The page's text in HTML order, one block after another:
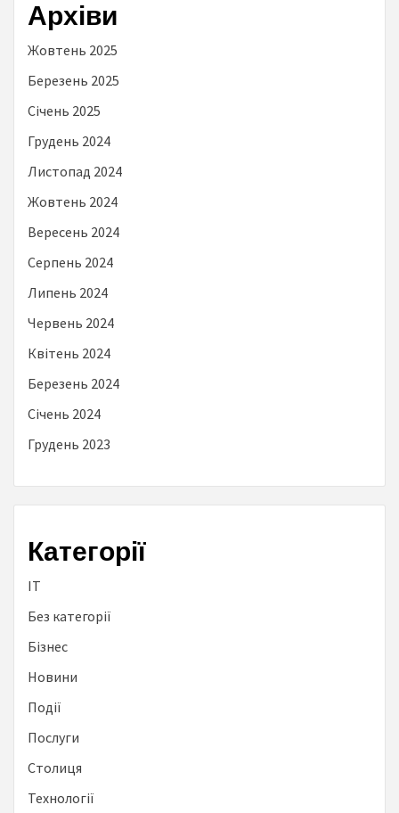
Архіви
Жовтень 2025
Березень 2025
Січень 2025
Грудень 2024
Листопад 2024
Жовтень 2024
Вересень 2024
Серпень 2024
Липень 2024
Червень 2024
Квітень 2024
Березень 2024
Січень 2024
Грудень 2023
Категорії
IT
Без категорії
Бізнес
Новини
Події
Послуги
Столиця
Технології